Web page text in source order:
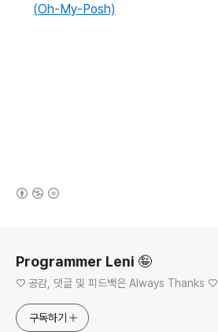
(Oh-My-Posh)
Programmer Leni 🤪
♡ 공감, 댓글 및 피드백은 Always Thanks ♡
구독하기